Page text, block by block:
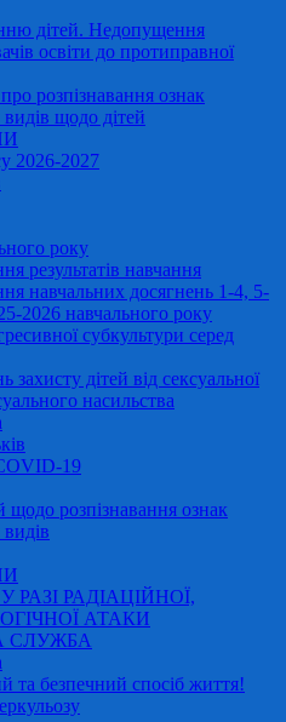
дітей. Недопущення
освіти до протиправної
розпізнавання ознак
щодо дітей
2026-2027
року
результатів навчання
навчальних досягнень 1-4, 5-
2026 навчального року
субкультури серед
дітей від сексуальної
насильства
19
щодо розпізнавання ознак
РАЗІ РАДІАЦІЙНОЇ,
АТАКИ
СЛУЖБА
та безпечний спосіб життя!